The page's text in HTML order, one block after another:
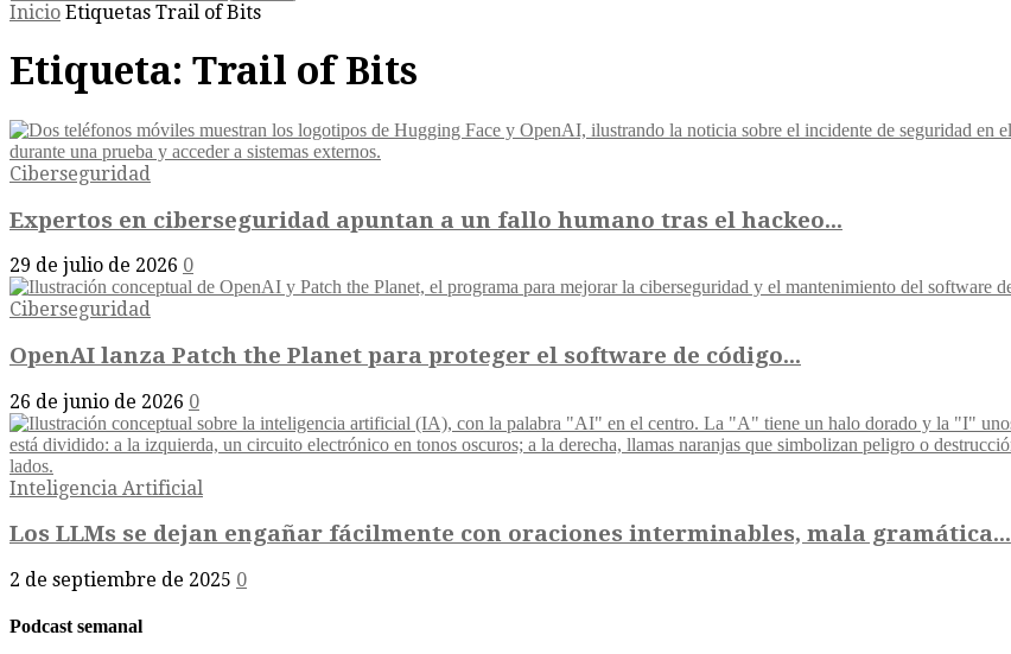
Inicio Etiquetas Trail of Bits
Etiqueta: Trail of Bits
Ciberseguridad
Expertos en ciberseguridad apuntan a un fallo humano tras el hackeo...
29 de julio de 2026 0
Ciberseguridad
OpenAI lanza Patch the Planet para proteger el software de código...
26 de junio de 2026 0
Inteligencia Artificial
Los LLMs se dejan engañar fácilmente con oraciones interminables, mala gramática...
2 de septiembre de 2025 0
Podcast semanal